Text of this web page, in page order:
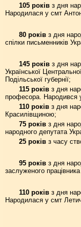
105 роківз дня
Народилася у смт
80 роківз дня
спілки письменників
145 роківз дня
Української
Подільської губернії;
115 роківз дня
професора. Народився
110 роківз дня
Красилівщиною;
75 роківз дня
народного депутата
25 роківз часу
95 роківз дня
заслуженого
110 роківз дня
Народилася у смт